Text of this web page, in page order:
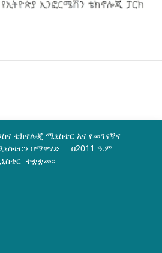
ቴክኖሎጂ ሚኒስቴር እና የመገናኛና
በማዋሃድ በ2011 ዓ.ም
ተቋቋመ፡፡